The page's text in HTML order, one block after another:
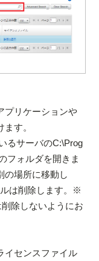
プリケーションや
す。
るサーバのC:\Prog
フォルダを開きま
の場所に移動し
は削除します。※
削除しないようにお
イセンスファイル